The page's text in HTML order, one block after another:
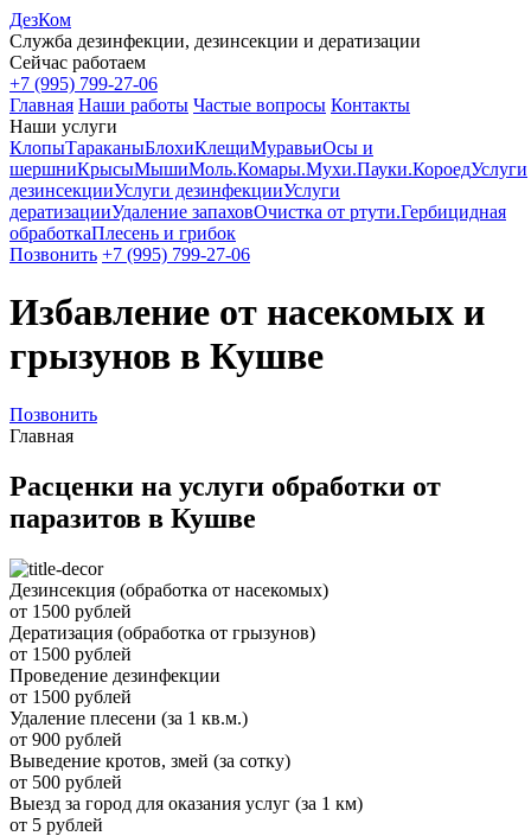
ДезКом
Служба дезинфекции, дезинсекции и дератизации
Сейчас работаем
+7 (995) 799-27-06
Главная Наши работы Частые вопросы Контакты
Наши услуги
КлопыТараканыБлохиКлещиМуравьиОсы и
шершниКрысыМышиМоль.Комары.Мухи.Пауки.КороедУслуги
дезинсекцииУслуги дезинфекцииУслуги
дератизацииУдаление запаховОчистка от ртути.Гербицидная
обработкаПлесень и грибок
Позвонить +7 (995) 799-27-06
Избавление от насекомых и
грызунов в Кушве
Позвонить
Главная
Расценки на услуги обработки от
паразитов в Кушве
Дезинсекция (обработка от насекомых)
от 1500 рублей
Дератизация (обработка от грызунов)
от 1500 рублей
Проведение дезинфекции
от 1500 рублей
Удаление плесени (за 1 кв.м.)
от 900 рублей
Выведение кротов, змей (за сотку)
от 500 рублей
Выезд за город для оказания услуг (за 1 км)
от 5 рублей